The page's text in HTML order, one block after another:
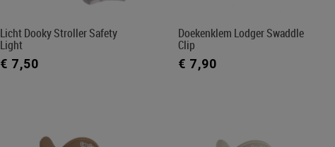
Licht Dooky Stroller Safety
Light
€ 7,50
Doekenklem Lodger Swaddle
Clip
€ 7,90